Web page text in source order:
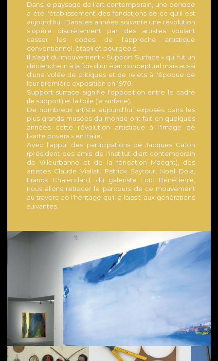
Dans le paysage de l'art contemporain, une période
a été l'établissement des fondations de ce qu'il est
aujourd'hui. Dans les années soixante une révolution
s'opère discrètement par des artistes voulant
casser les codes de l'approche artistique
conventionnel, établi et bourgeois.
Il s'agit du mouvement « Support Surface » qui fut un
déclencheur à la fois d'un élan conceptuel mais aussi
d'une volée de critiques et de rejets à l'époque de
leur première exposition en 1970.
Support surface signifie l'opposition entre le cadre
(le support) et la toile (la surface).
De nombreux artiste aujourd'hui exposés dans les
plus grands musées du monde ont fait en quelques
années cette révolution artistique à l'image de
l'«arte povera » en Italie.
Avec l'appui des participations de Jacques Caton
(président des amis de l'institut d'art contemporain
de Villeurbanne et de la fondation Maeght), des
artistes Claude Viallat, Patrick Saytour, Noël Dola,
Franck Chalendard, du galeriste Loïc Bénétierre,
nous allons retracer le parcours de ce mouvement
au travers de l'héritage qu'il a laissé aux générations
suivantes.